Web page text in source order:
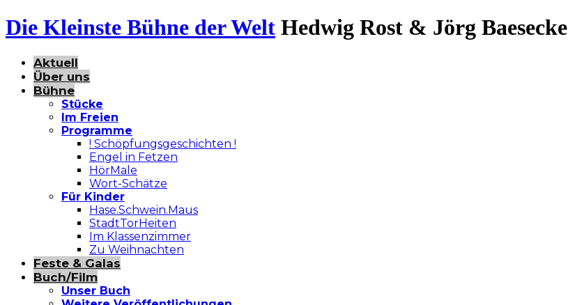
Die Kleinste Bühne der Welt Hedwig Rost & Jörg Baesecke
Aktuell
Über uns
Bühne
Stücke
Im Freien
Programme
! Schöpfungsgeschichten !
Engel in Fetzen
HörMale
Wort-Schätze
Für Kinder
Hase.Schwein.Maus
StadtTorHeiten
Im Klassenzimmer
Zu Weihnachten
Feste & Galas
Buch/Film
Unser Buch